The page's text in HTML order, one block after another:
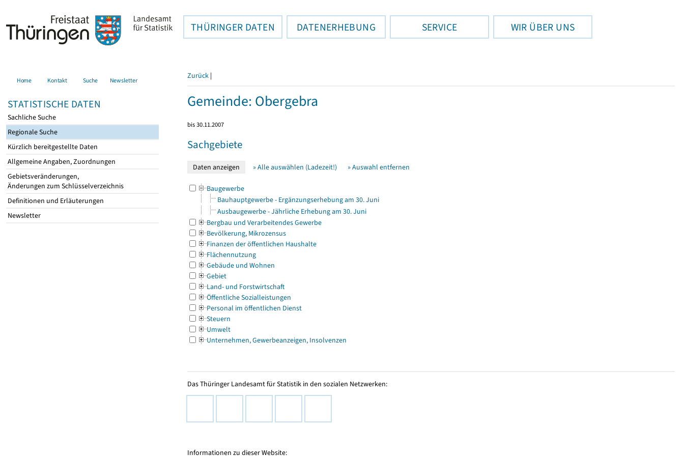
THÜRINGER DATEN DATENERHEBUNG SERVICE WIR ÜBER UNS
Home Kontakt Suche Newsletter
STATISTISCHE DATEN
Sachliche Suche
Regionale Suche
Kürzlich bereitgestellte Daten
Allgemeine Angaben, Zuordnungen
Gebietsveränderungen,
Änderungen zum Schlüsselverzeichnis
Definitionen und Erläuterungen
Newsletter
Zurück |
Gemeinde: Obergebra
bis 30.11.2007
Sachgebiete
» Alle auswählen (Ladezeit!) » Auswahl entfernen
Baugewerbe
Bauhauptgewerbe - Ergänzungserhebung am 30. Juni
Ausbaugewerbe - Jährliche Erhebung am 30. Juni
Bergbau und Verarbeitendes Gewerbe
Bevölkerung, Mikrozensus
Finanzen der öffentlichen Haushalte
Flächennutzung
Gebäude und Wohnen
Gebiet
Land- und Forstwirtschaft
Öffentliche Sozialleistungen
Personal im öffentlichen Dienst
Steuern
Umwelt
Unternehmen, Gewerbeanzeigen, Insolvenzen
Das Thüringer Landesamt für Statistik in den sozialen Netzwerken:
Informationen zu dieser Website: